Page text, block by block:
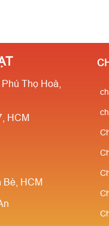
Thọ Hoà,
HCM
HCM